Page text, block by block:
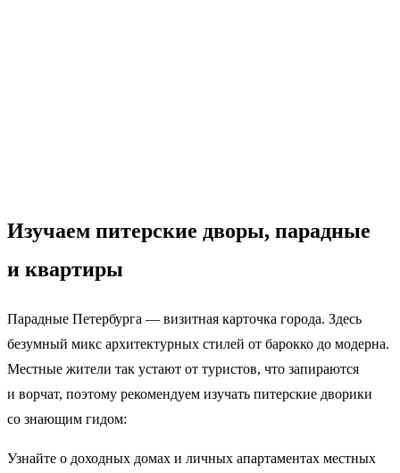
Изучаем питерские дворы, парадные
и квартиры
Парадные Петербурга — визитная карточка города. Здесь
безумный микс архитектурных стилей от барокко до модерна.
Местные жители так устают от туристов, что запираются
и ворчат, поэтому рекомендуем изучать питерские дворики
со знающим гидом:
Узнайте о доходных домах и личных апартаментах местных